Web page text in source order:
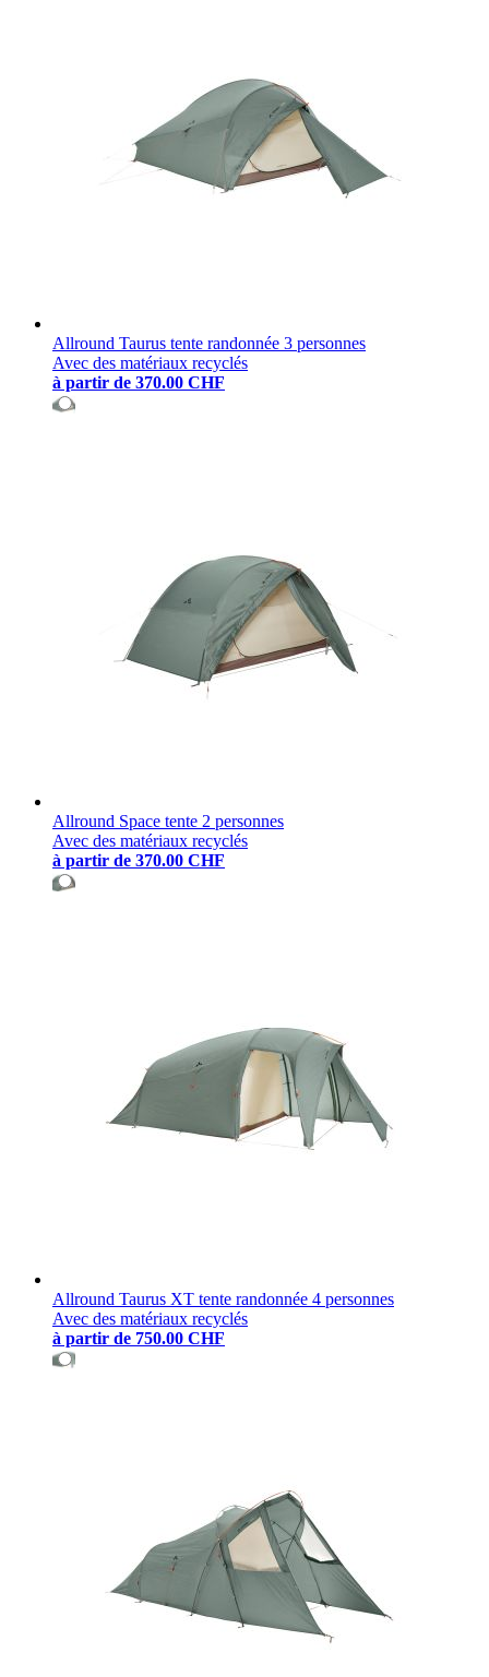
Allround Taurus tente randonnée 3 personnes
Avec des matériaux recyclés
à partir de 370.00 CHF
Allround Space tente 2 personnes
Avec des matériaux recyclés
à partir de 370.00 CHF
Allround Taurus XT tente randonnée 4 personnes
Avec des matériaux recyclés
à partir de 750.00 CHF